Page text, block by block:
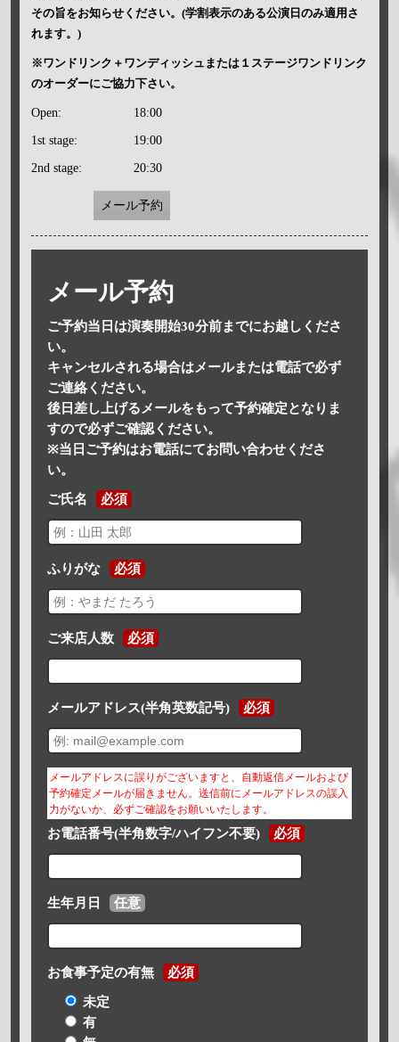
その旨をお知らせください。(学割表示のある公演日のみ適用さ
れます。)
※ワンドリンク＋ワンディッシュまたは１ステージワンドリンク
のオーダーにご協力下さい。
Open: 18:00
1st stage: 19:00
2nd stage: 20:30
メール予約
メール予約
ご予約当日は演奏開始30分前までにお越しくださ
い。
キャンセルされる場合はメールまたは電話で必ず
ご連絡ください。
後日差し上げるメールをもって予約確定となりま
すので必ずご確認ください。
※当日ご予約はお電話にてお問い合わせくださ
い。
ご氏名 必須
ふりがな 必須
ご来店人数 必須
メールアドレス(半角英数記号) 必須
メールアドレスに誤りがございますと、自動返信メールおよび
予約確定メールが届きません。送信前にメールアドレスの誤入
力がないか、必ずご確認をお願いいたします。
お電話番号(半角数字/ハイフン不要) 必須
生年月日 任意
お食事予定の有無 必須
未定
有